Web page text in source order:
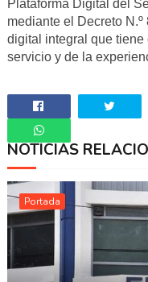
Plataforma Digital del
mediante el Decreto
digital integral que tiene
servicio y de la
Whatsapp
NOTICIAS
Portada